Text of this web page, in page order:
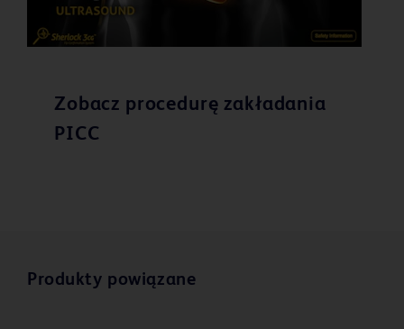
Zobacz procedurę zakładania
PICC
Produkty powiązane